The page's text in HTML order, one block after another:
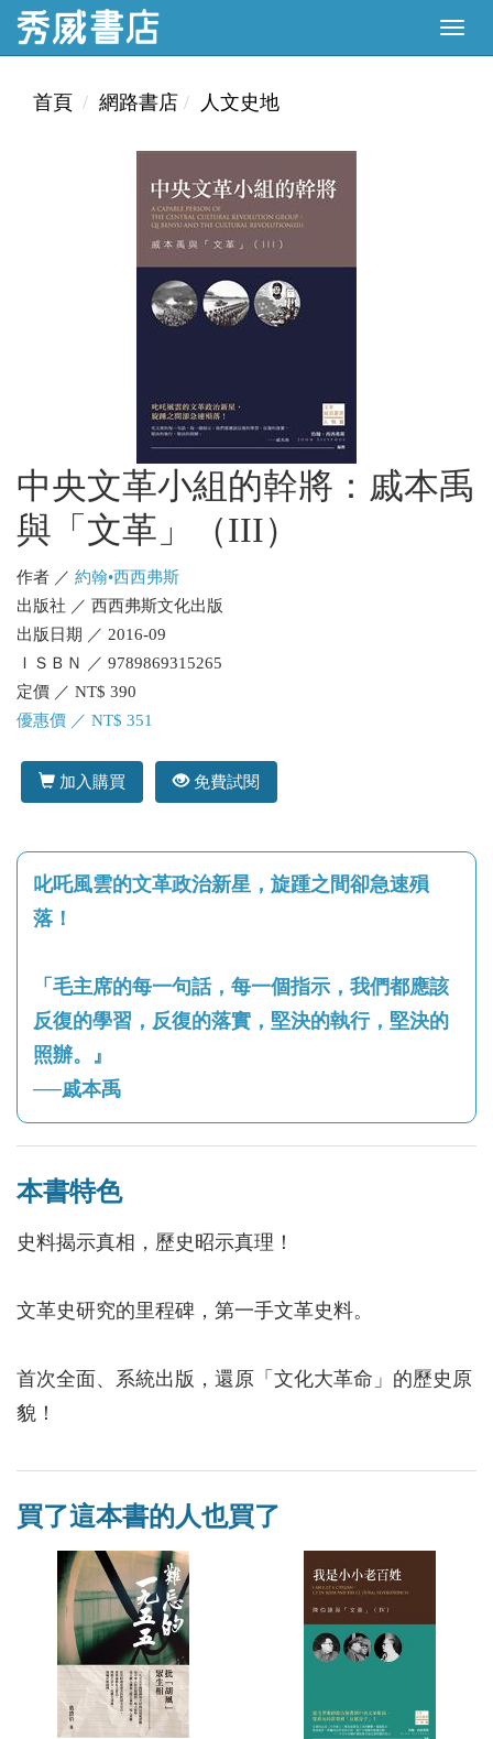
首頁 網路書店 人文史地
中央文革小組的幹將：戚本禹
與「文革」（III）
作者 ／ 約翰•西西弗斯
出版社 ／ 西西弗斯文化出版
出版日期 ／ 2016-09
ＩＳＢＮ ／ 9789869315265
定價 ／ NT$ 390
優惠價 ／ NT$ 351
加入購買 免費試閱
叱吒風雲的文革政治新星，旋踵之間卻急速殞
落！
「毛主席的每一句話，每一個指示，我們都應該
反復的學習，反復的落實，堅決的執行，堅決的
照辦。』
──戚本禹
本書特色
史料揭示真相，歷史昭示真理！
文革史研究的里程碑，第一手文革史料。
首次全面、系統出版，還原「文化大革命」的歷史原
貌！
買了這本書的人也買了